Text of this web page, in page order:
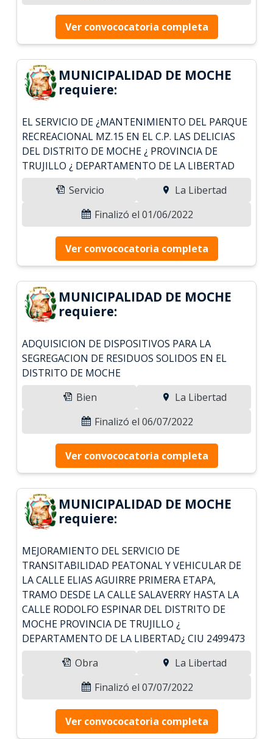
Ver convococatoria completa
MUNICIPALIDAD DE MOCHE
requiere:
EL SERVICIO DE ¿MANTENIMIENTO DEL PARQUE
RECREACIONAL MZ.15 EN EL C.P. LAS DELICIAS
DEL DISTRITO DE MOCHE ¿ PROVINCIA DE
TRUJILLO ¿ DEPARTAMENTO DE LA LIBERTAD
Servicio
La Libertad
Finalizó el 01/06/2022
Ver convococatoria completa
MUNICIPALIDAD DE MOCHE
requiere:
ADQUISICION DE DISPOSITIVOS PARA LA
SEGREGACION DE RESIDUOS SOLIDOS EN EL
DISTRITO DE MOCHE
Bien
La Libertad
Finalizó el 06/07/2022
Ver convococatoria completa
MUNICIPALIDAD DE MOCHE
requiere:
MEJORAMIENTO DEL SERVICIO DE
TRANSITABILIDAD PEATONAL Y VEHICULAR DE
LA CALLE ELIAS AGUIRRE PRIMERA ETAPA,
TRAMO DESDE LA CALLE SALAVERRY HASTA LA
CALLE RODOLFO ESPINAR DEL DISTRITO DE
MOCHE PROVINCIA DE TRUJILLO ¿
DEPARTAMENTO DE LA LIBERTAD¿ CIU 2499473
Obra
La Libertad
Finalizó el 07/07/2022
Ver convococatoria completa